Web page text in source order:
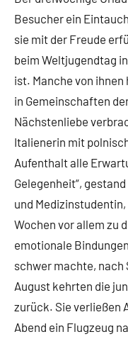
Besucher ein
sie mit der Freude
beim Weltjugendtag
ist. Manche von
in Gemeinschaften
Nächstenliebe
Italienerin mit
Aufenthalt alle
Gelegenheit“,
und
Wochen vor allem zu
emotionale
schwer machte, nach
August kehrten die
zurück. Sie verließen
Abend ein Flugzeug